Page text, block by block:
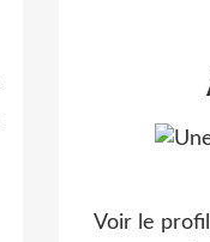
Voir le